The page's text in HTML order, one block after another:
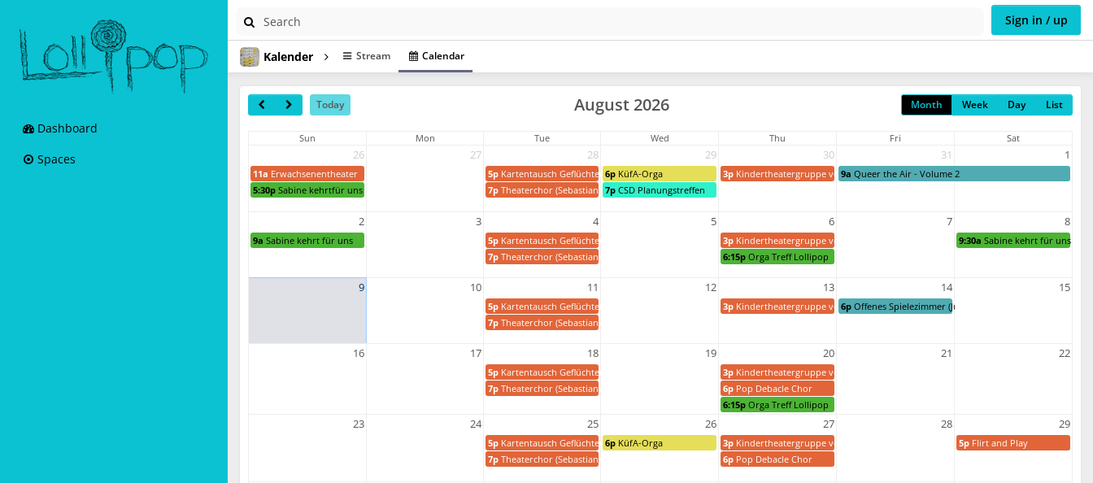
Dashboard
Spaces
Sign in / up
Kalender Stream Calendar
Today August 2026 Month Week Day List
Sun Mon Tue Wed Thu Fri Sat
26 27 28 29 30 31 1
11a Erwachsenentheater 5p Kartentausch Geflüchtete6p KüfA-Orga 3p Kindertheatergruppe von Buntinade
9a Queer the Air - Volume 2
5:30p Sabine kehrtfür uns 7p Theaterchor (Sebastian) 7p CSD Planungstreffen
2 3 4 5 6 7 8
9a Sabine kehrt für uns 5p Kartentausch Geflüchtete 3p Kindertheatergruppe von Buntinade 9:30a Sabine kehrt für uns
7p Theaterchor (Sebastian) 6:15p Orga Treff Lollipop
9 10 11 12 13 14 15
5p Kartentausch Geflüchtete 3p Kindertheatergruppe von Buntinade
6p Offenes Spielezimmer (Jule)
7p Theaterchor (Sebastian)
16 17 18 19 20 21 22
5p Kartentausch Geflüchtete 3p Kindertheatergruppe von Buntinade
7p Theaterchor (Sebastian) 6p Pop Debacle Chor
6:15p Orga Treff Lollipop
23 24 25 26 27 28 29
5p Kartentausch Geflüchtete6p KüfA-Orga 3p Kindertheatergruppe von Buntinade 5p Flirt and Play
7p Theaterchor (Sebastian) 6p Pop Debacle Chor